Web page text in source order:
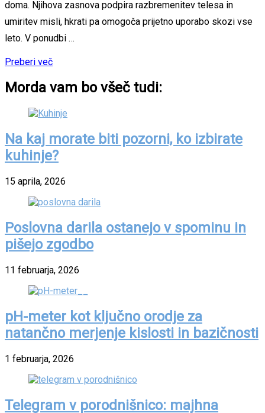
doma. Njihova zasnova podpira razbremenitev telesa in
umiritev misli, hkrati pa omogoča prijetno uporabo skozi vse
leto. V ponudbi …
Preberi več
Morda vam bo všeč tudi:
Na kaj morate biti pozorni, ko izbirate
kuhinje?
15 aprila, 2026
Poslovna darila ostanejo v spominu in
pišejo zgodbo
11 februarja, 2026
pH-meter kot ključno orodje za
natančno merjenje kislosti in bazičnosti
1 februarja, 2026
Telegram v porodnišnico: majhna